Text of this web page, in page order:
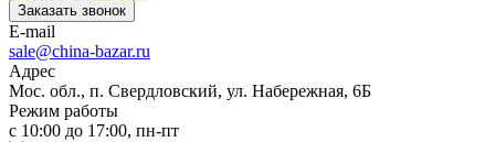
Заказать звонок
E-mail
sale@china-bazar.ru
Адрес
Мос. обл., п. Свердловский, ул. Набережная, 6Б
Режим работы
c 10:00 до 17:00, пн-пт